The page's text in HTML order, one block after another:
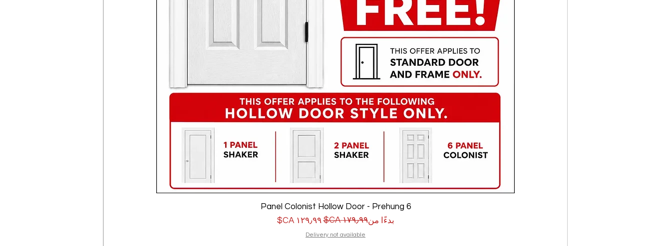
6 Panel Colonist Hollow Door - Prehung
بدءًا من
سعر عادي
‏١٧٩٫٩٩ CA$ ‏١٢٩٫٩٩ CA$ سعر البيع
Delivery not available